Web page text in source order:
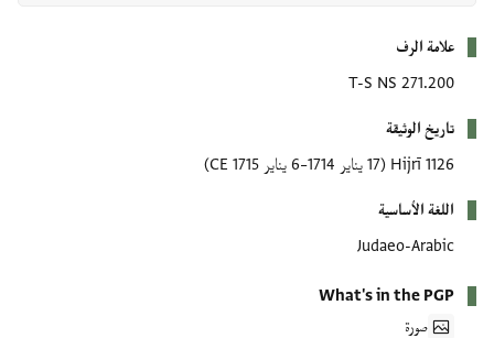
علامة الرف
T-S NS 271.200
تاريخ الوثيقة
1126 Hijrī
(17 يناير 1714–6 يناير 1715 CE)
اللغة الأساسية
Judaeo-Arabic
What's in the PGP
صورة